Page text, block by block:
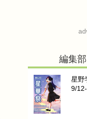
編集
星野
9/